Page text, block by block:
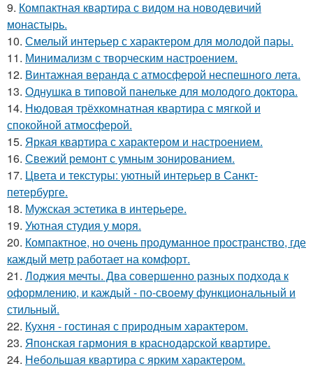
9. Компактная квартира с видом на новодевичий
монастырь.
10. Смелый интерьер с характером для молодой пары.
11. Минимализм с творческим настроением.
12. Винтажная веранда с атмосферой неспешного лета.
13. Однушка в типовой панельке для молодого доктора.
14. Нюдовая трёхкомнатная квартира с мягкой и
спокойной атмосферой.
15. Яркая квартира с характером и настроением.
16. Свежий ремонт с умным зонированием.
17. Цвета и текстуры: уютный интерьер в Санкт-
петербурге.
18. Мужская эстетика в интерьере.
19. Уютная студия у моря.
20. Компактное, но очень продуманное пространство, где
каждый метр работает на комфорт.
21. Лоджия мечты. Два совершенно разных подхода к
оформлению, и каждый - по-своему функциональный и
стильный.
22. Кухня - гостиная с природным характером.
23. Японская гармония в краснодарской квартире.
24. Небольшая квартира с ярким характером.